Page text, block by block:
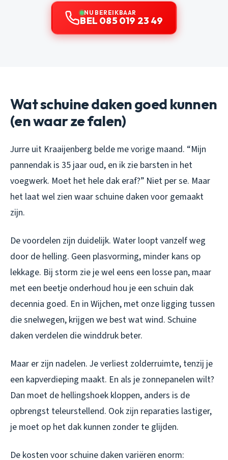
NU BEREIKBAAR
BEL 085 019 23 49
Wat schuine daken goed kunnen
(en waar ze falen)
Jurre uit Kraaijenberg belde me vorige maand. “Mijn
pannendak is 35 jaar oud, en ik zie barsten in het
voegwerk. Moet het hele dak eraf?” Niet per se. Maar
het laat wel zien waar schuine daken voor gemaakt
zijn.
De voordelen zijn duidelijk. Water loopt vanzelf weg
door de helling. Geen plasvorming, minder kans op
lekkage. Bij storm zie je wel eens een losse pan, maar
met een beetje onderhoud hou je een schuin dak
decennia goed. En in Wijchen, met onze ligging tussen
die snelwegen, krijgen we best wat wind. Schuine
daken verdelen die winddruk beter.
Maar er zijn nadelen. Je verliest zolderruimte, tenzij je
een kapverdieping maakt. En als je zonnepanelen wilt?
Dan moet de hellingshoek kloppen, anders is de
opbrengst teleurstellend. Ook zijn reparaties lastiger,
je moet op het dak kunnen zonder te glijden.
De kosten voor schuine daken variëren enorm: